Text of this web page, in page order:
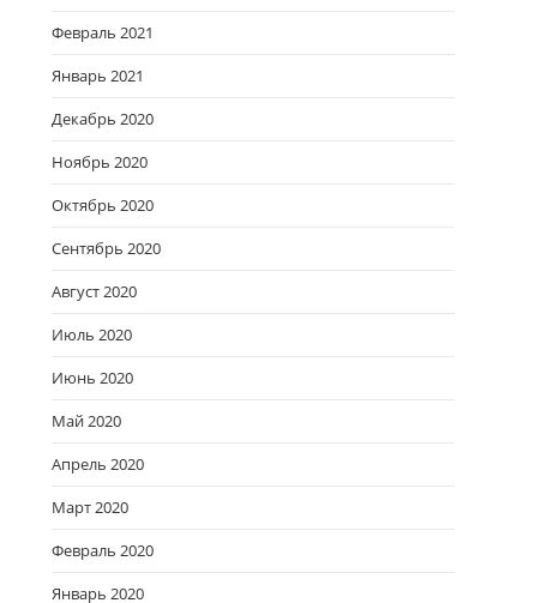
Февраль 2021
Январь 2021
Декабрь 2020
Ноябрь 2020
Октябрь 2020
Сентябрь 2020
Август 2020
Июль 2020
Июнь 2020
Май 2020
Апрель 2020
Март 2020
Февраль 2020
Январь 2020